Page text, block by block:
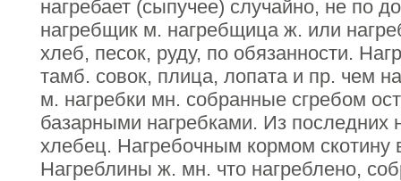
нагребает (сыпучее) случайно, не по
нагребщик м. нагребщица ж. или
хлеб, песок, руду, по обязанности.
тамб. совок, плица, лопата и пр. чем
м. нагребки мн. собранные сгребом
базарными нагребками. Из последних
хлебец. Нагребочным кормом скотину
Нагреблины ж. мн. что нагреблено,